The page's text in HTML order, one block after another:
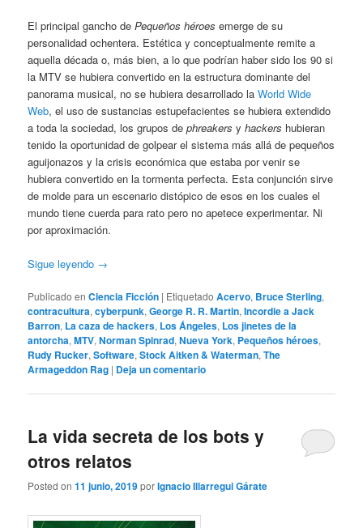
El principal gancho dePequeños héroes emerge de su
personalidad ochentera. Estética y conceptualmente remite a
aquella década o, más bien, a lo que podrían haber sido los 90 si
la MTV se hubiera convertido en la estructura dominante del
panorama musical, no se hubiera desarrollado laWorld Wide
Web, el uso de sustancias estupefacientes se hubiera extendido
a toda la sociedad, los grupos dephreakers yhackers hubieran
tenido la oportunidad de golpear el sistema más allá de pequeños
aguijonazos y la crisis económica que estaba por venir se
hubiera convertido en la tormenta perfecta. Esta conjunción sirve
de molde para un escenario distópico de esos en los cuales el
mundo tiene cuerda para rato pero no apetece experimentar. Ni
por aproximación.
Sigue leyendo →
Publicado en Ciencia Ficción | Etiquetado Acervo, Bruce Sterling,
contracultura,cyberpunk,George R. R. Martin,Incordie a Jack
Barron, La caza de hackers, Los Ángeles, Los jinetes de la
antorcha,MTV,Norman Spinrad,Nueva York, Pequeños héroes,
Rudy Rucker,Software,Stock Aitken & Waterman,The
Armageddon Rag | Deja un comentario
La vida secreta de los bots y
otros relatos
Posted on11 junio, 2019porIgnacio Illarregui Gárate